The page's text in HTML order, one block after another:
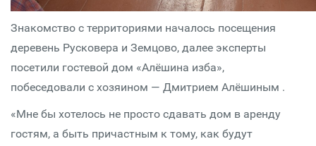
Знакомство с территориями началось посещения
деревень Русковера и Земцово, далее эксперты
посетили гостевой дом «Алёшина изба»,
побеседовали с хозяином — Дмитрием Алёшиным .
«Мне бы хотелось не просто сдавать дом в аренду
гостям, а быть причастным к тому, как будут